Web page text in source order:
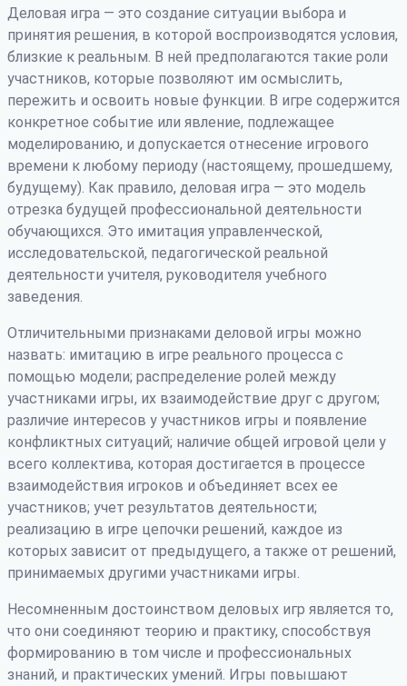
Деловая игра — это создание ситуации выбора и
принятия решения, в которой воспроизводятся условия,
близкие к реальным. В ней предполагаются такие роли
участников, которые позволяют им осмыслить,
пережить и освоить новые функции. В игре содержится
конкретное событие или явление, подлежащее
моделированию, и допускается отнесение игрового
времени к любому периоду (настоящему, прошедшему,
будущему). Как правило, деловая игра — это модель
отрезка будущей профессиональной деятельности
обучающихся. Это имитация управленческой,
исследовательской, педагогической реальной
деятельности учителя, руководителя учебного
заведения.
Отличительными признаками деловой игры можно
назвать: имитацию в игре реального процесса с
помощью модели; распределение ролей между
участниками игры, их взаимодействие друг с другом;
различие интересов у участников игры и появление
конфликтных ситуаций; наличие общей игровой цели у
всего коллектива, которая достигается в процессе
взаимодействия игроков и объединяет всех ее
участников; учет результатов деятельности;
реализацию в игре цепочки решений, каждое из
которых зависит от предыдущего, а также от решений,
принимаемых другими участниками игры.
Несомненным достоинством деловых игр является то,
что они соединяют теорию и практику, способствуя
формированию в том числе и профессиональных
знаний, и практических умений. Игры повышают